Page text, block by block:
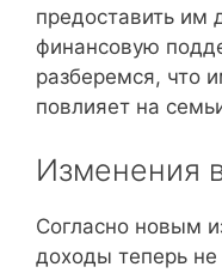
предоставить им
финансовую
разберемся, что
повлияет на
Изменения
Согласно новым
доходы теперь не